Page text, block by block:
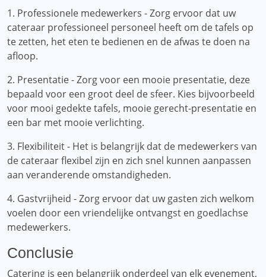
1. Professionele medewerkers - Zorg ervoor dat uw
cateraar professioneel personeel heeft om de tafels op
te zetten, het eten te bedienen en de afwas te doen na
afloop.
2. Presentatie - Zorg voor een mooie presentatie, deze
bepaald voor een groot deel de sfeer. Kies bijvoorbeeld
voor mooi gedekte tafels, mooie gerecht-presentatie en
een bar met mooie verlichting.
3. Flexibiliteit - Het is belangrijk dat de medewerkers van
de cateraar flexibel zijn en zich snel kunnen aanpassen
aan veranderende omstandigheden.
4. Gastvrijheid - Zorg ervoor dat uw gasten zich welkom
voelen door een vriendelijke ontvangst en goedlachse
medewerkers.
Conclusie
Catering is een belangrijk onderdeel van elk evenement,